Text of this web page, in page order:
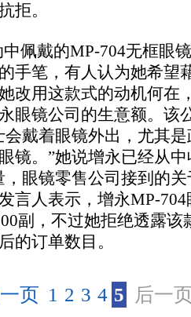
拒。
佩戴的MP-704无框眼
手笔，有人认为她希望
改用这款式的动机何在
眼镜公司的生意额。该
会戴着眼镜外出，尤其
镜。”她说增永已经从
，眼镜零售公司接到的
言人表示，增永MP-
副，不过她拒绝透露该
的订单数目。
页 1 2 3 4 5 后一